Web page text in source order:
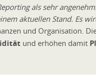
als sehr
aktuellen Stand. Es
und Organisation.
und erhöhen damit